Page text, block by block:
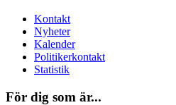
Kontakt
Nyheter
Kalender
Politikerkontakt
Statistik
För dig som är...